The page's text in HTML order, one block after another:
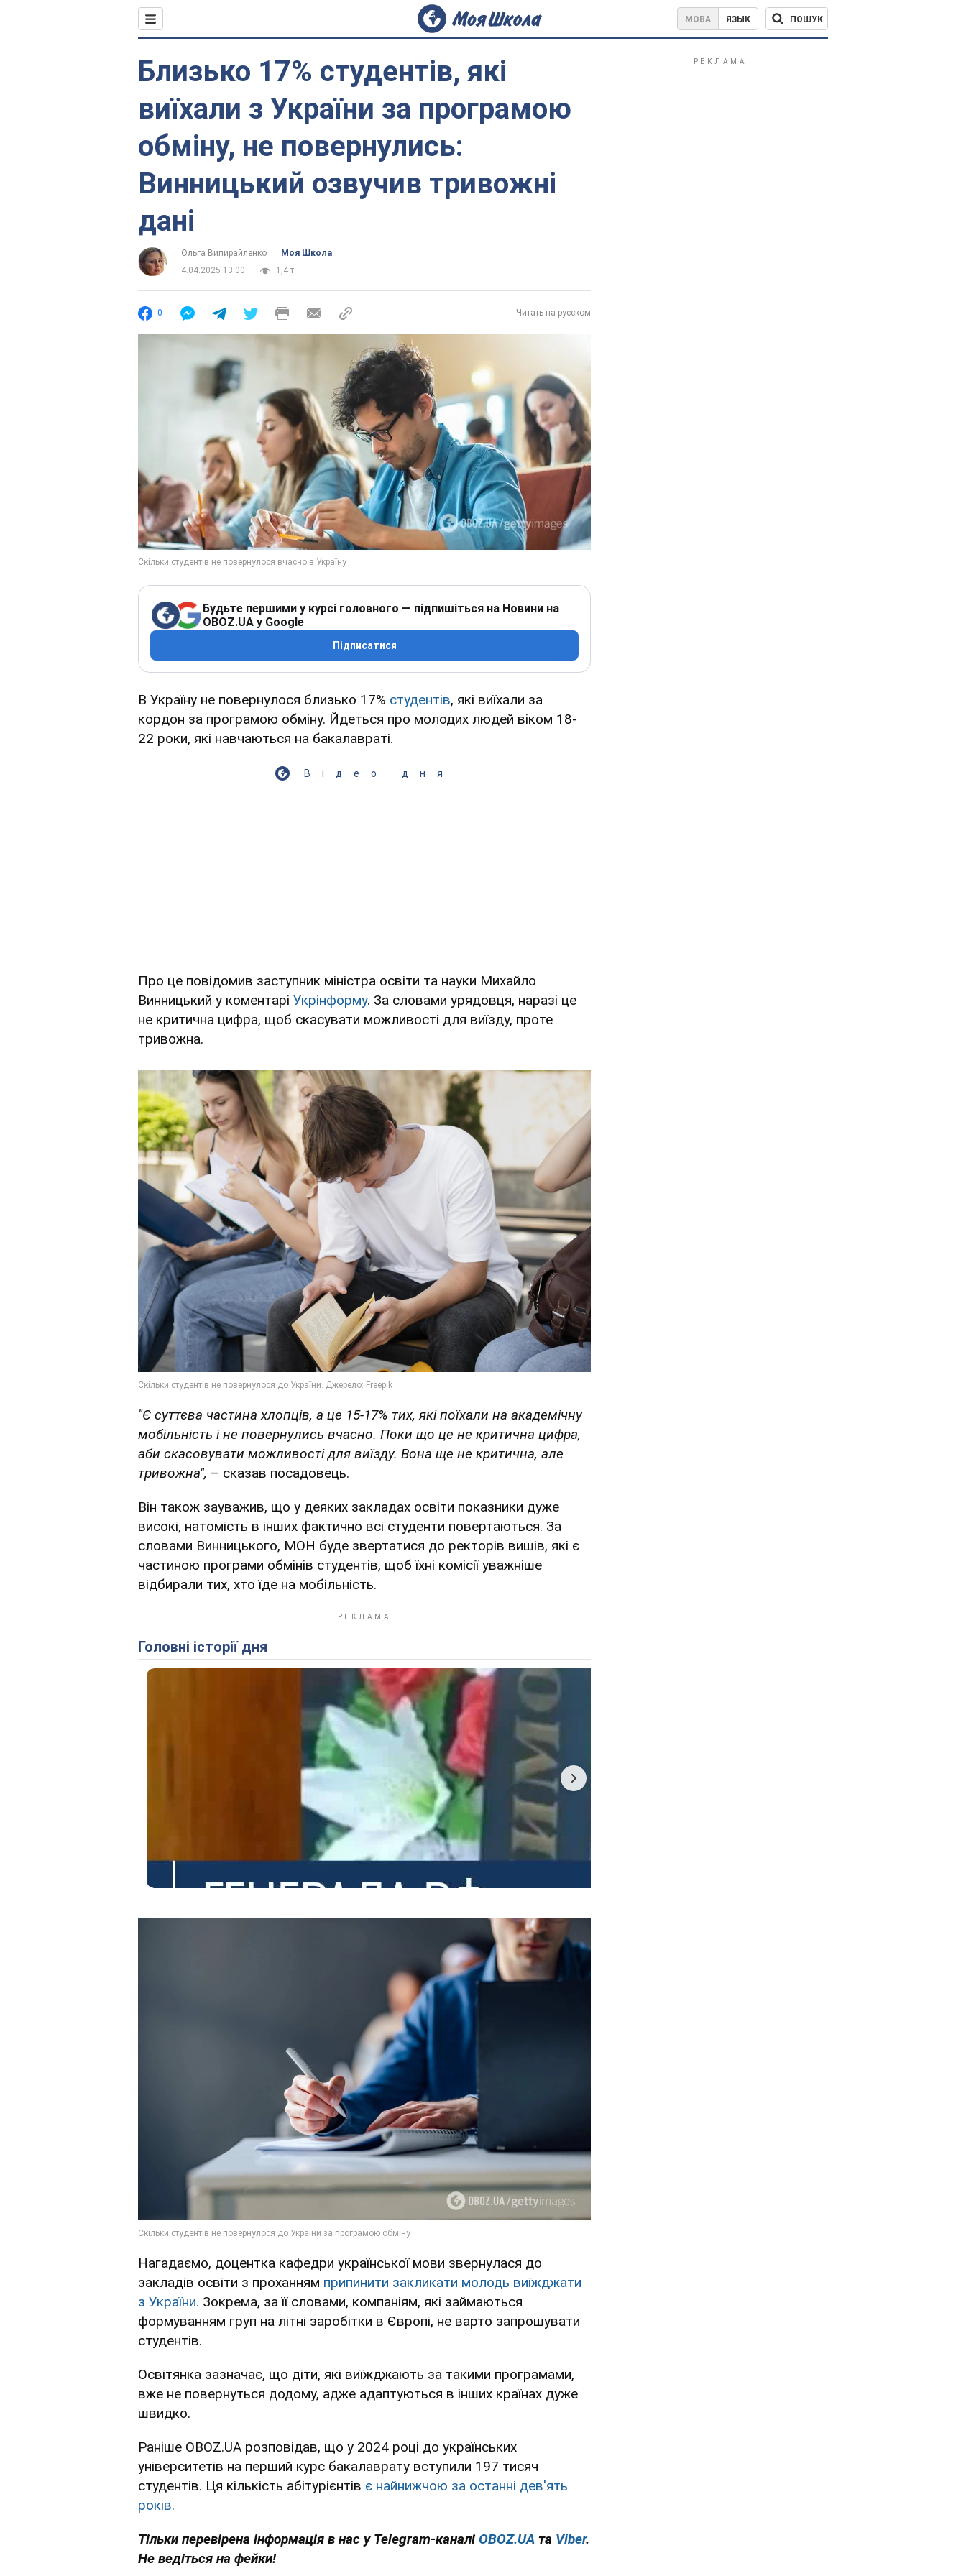
МОВА ЯЗЫК ПОШУК
Близько 17% студентів, які
виїхали з України за програмою
обміну, не повернулись:
Винницький озвучив тривожні
дані
Ольга Випирайленко
Моя Школа
4.04.2025 13:00
1,4 т.
0 Читать на русском
Будьте першими у курсі головного — підпишіться на Новини на
OBOZ.UA у Google
Підписатися
В Україну не повернулося близько 17% студентів, які виїхали за
кордон за програмою обміну. Йдеться про молодих людей віком 18-
22 роки, які навчаються на бакалавраті.
Відео дня
Про це повідомив заступник міністра освіти та науки Михайло
Винницький у коментарі Укрінформу. За словами урядовця, наразі це
не критична цифра, щоб скасувати можливості для виїзду, проте
тривожна.
"Є суттєва частина хлопців, а це 15-17% тих, які поїхали на академічну
мобільність і не повернулись вчасно. Поки що це не критична цифра,
аби скасовувати можливості для виїзду. Вона ще не критична, але
тривожна", – сказав посадовець.
Він також зауважив, що у деяких закладах освіти показники дуже
високі, натомість в інших фактично всі студенти повертаються. За
словами Винницького, МОН буде звертатися до ректорів вишів, які є
частиною програми обмінів студентів, щоб їхні комісії уважніше
відбирали тих, хто їде на мобільність.
Головні історії дня
Нагадаємо, доцентка кафедри української мови звернулася до
закладів освіти з проханням припинити закликати молодь виїжджати
з України. Зокрема, за її словами, компаніям, які займаються
формуванням груп на літні заробітки в Європі, не варто запрошувати
студентів.
Освітянка зазначає, що діти, які виїжджають за такими програмами,
вже не повернуться додому, адже адаптуються в інших країнах дуже
швидко.
Раніше OBOZ.UA розповідав, що у 2024 році до українських
університетів на перший курс бакалаврату вступили 197 тисяч
студентів. Ця кількість абітурієнтів є найнижчою за останні дев'ять
років.
Тільки перевірена інформація в нас у Telegram-каналі OBOZ.UA та Viber.
Не ведіться на фейки!